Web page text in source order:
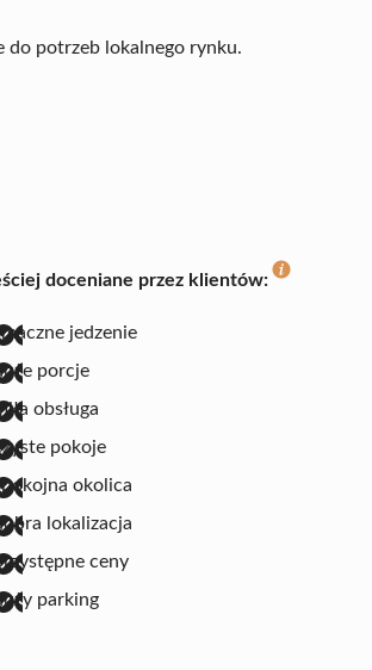
do potrzeb lokalnego rynku.
doceniane przez klientów:
jedzenie
porcje
obsługa
pokoje
okolica
lokalizacja
ceny
parking